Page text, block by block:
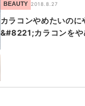
BEAUTY 2018.8.27
カラコンやめたいの
&#8221;カラコンを